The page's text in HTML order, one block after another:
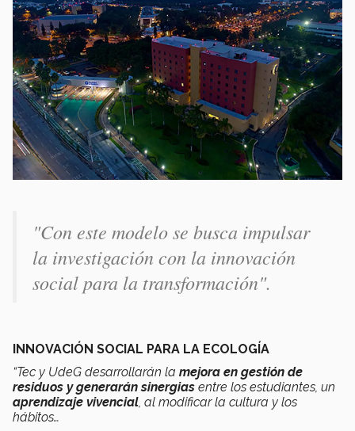
"Con este modelo se busca impulsar
la investigación con la innovación
social para la transformación".
INNOVACIÓN SOCIAL PARA LA ECOLOGÍA
“Tec y UdeG desarrollarán la mejora en gestión de
residuos y generarán sinergias entre los estudiantes, un
aprendizaje vivencial , al modificar la cultura y los
hábitos…